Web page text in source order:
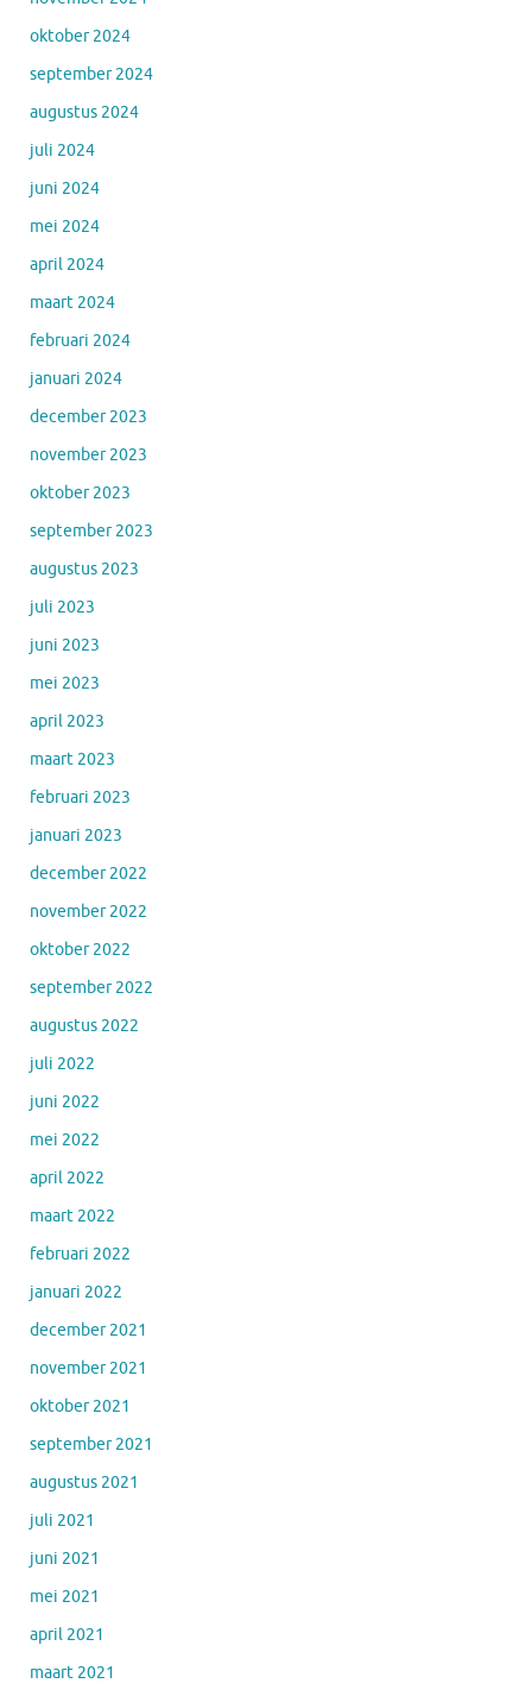
oktober 2024
september 2024
augustus 2024
juli 2024
juni 2024
mei 2024
april 2024
maart 2024
februari 2024
januari 2024
december 2023
november 2023
oktober 2023
september 2023
augustus 2023
juli 2023
juni 2023
mei 2023
april 2023
maart 2023
februari 2023
januari 2023
december 2022
november 2022
oktober 2022
september 2022
augustus 2022
juli 2022
juni 2022
mei 2022
april 2022
maart 2022
februari 2022
januari 2022
december 2021
november 2021
oktober 2021
september 2021
augustus 2021
juli 2021
juni 2021
mei 2021
april 2021
maart 2021